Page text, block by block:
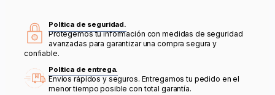
Política de seguridad.
Protegemos tu información con medidas de seguridad
avanzadas para garantizar una compra segura y
confiable.
Política de entrega.
Envíos rápidos y seguros. Entregamos tu pedido en el
menor tiempo posible con total garantía.